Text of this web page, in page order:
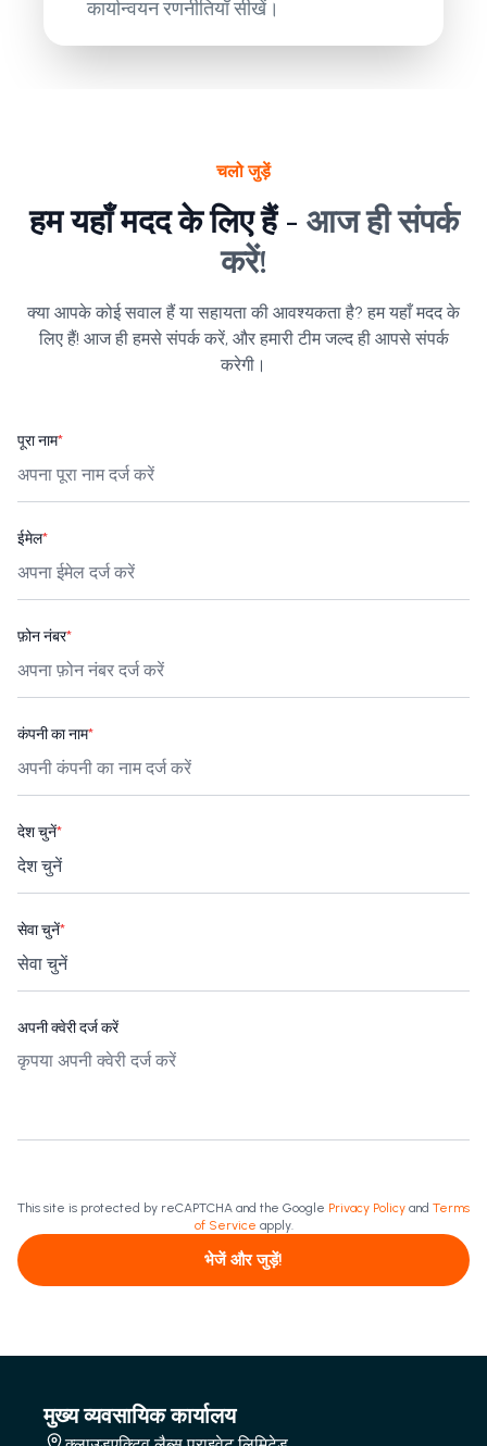
कार्यान्वयन रणनीतियाँ सीखें।
चलो जुड़ें
हम यहाँ मदद के लिए हैं - आज ही संपर्क
करें!
क्या आपके कोई सवाल हैं या सहायता की आवश्यकता है? हम यहाँ मदद के
लिए हैं! आज ही हमसे संपर्क करें, और हमारी टीम जल्द ही आपसे संपर्क
करेगी।
पूरा नाम*
ईमेल*
फ़ोन नंबर*
कंपनी का नाम*
देश चुनें*
सेवा चुनें*
अपनी क्वेरी दर्ज करें
This site is protected by reCAPTCHA and the Google Privacy Policy and Terms
of Service apply.
भेजें और जुड़ें!
मुख्य व्यवसायिक कार्यालय